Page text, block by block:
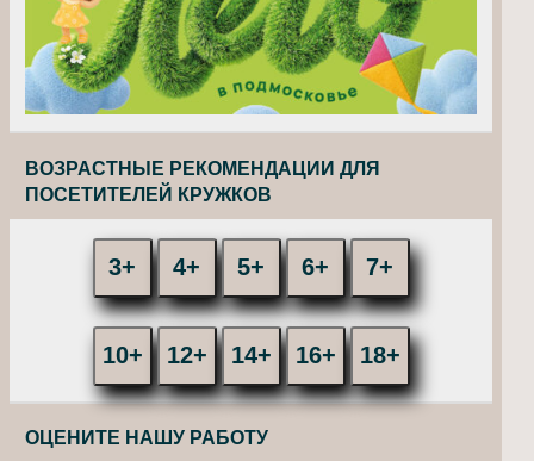
ВОЗРАСТНЫЕ РЕКОМЕНДАЦИИ ДЛЯ
ПОСЕТИТЕЛЕЙ КРУЖКОВ
3+ 4+ 5+ 6+ 7+
10+ 12+ 14+ 16+ 18+
ОЦЕНИТЕ НАШУ РАБОТУ